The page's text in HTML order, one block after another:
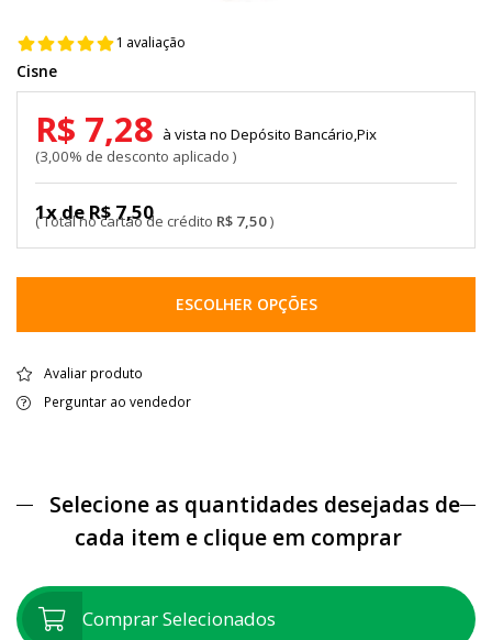
1 avaliação
Cisne
R$ 7,50
1x de R$ 7,50
R$ 7,28
3,00% de desconto aplicado
Depósito Bancário,Pix
ESCOLHER OPÇÕES
Avaliar produto
Perguntar ao vendedor
Selecione as quantidades desejadas de
cada item e clique em comprar
Comprar Selecionados